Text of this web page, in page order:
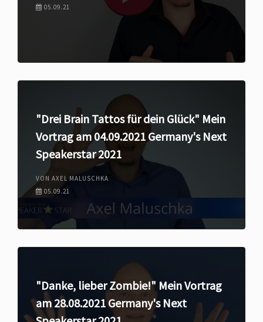
05.09.21
"Drei Brain Tattos für dein Glück" Mein
Vortrag am 04.09.2021 Germany's Next
Speakerstar 2021
VON AXEL MALUSCHKA
05.09.21
"Danke, lieber Zombie!" Mein Vortrag
am 28.08.2021 Germany's Next